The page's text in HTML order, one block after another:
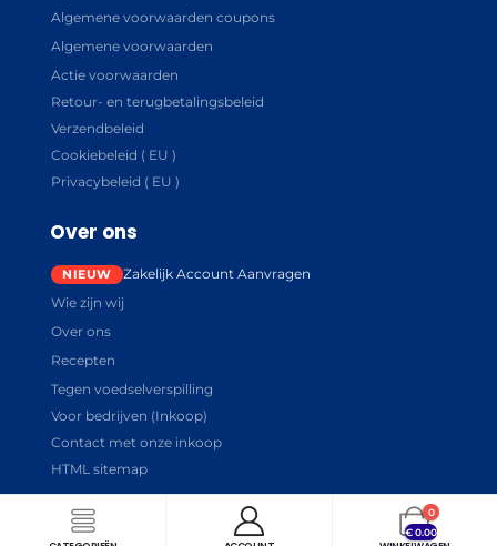
Algemene voorwaarden coupons
Algemene voorwaarden
Actie voorwaarden
Retour- en terugbetalingsbeleid
Verzendbeleid
Cookiebeleid ( EU )
Privacybeleid ( EU )
Over ons
Zakelijk Account Aanvragen
Wie zijn wij
Over ons
Recepten
Tegen voedselverspilling
Voor bedrijven (Inkoop)
Contact met onze inkoop
HTML sitemap
0
€0.00